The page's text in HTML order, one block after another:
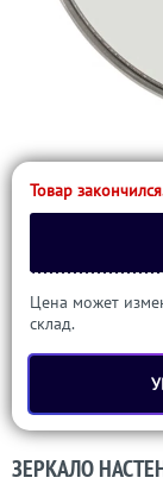
Товар
Цена может
склад.
ЗЕРКАЛО